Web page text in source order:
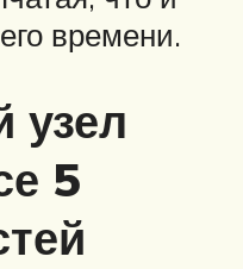
времени.
узел
5